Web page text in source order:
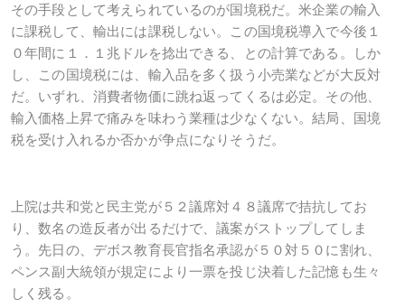
その手段として考えられているのが国境税だ。米企業の輸入
に課税して、輸出には課税しない。この国境税導入で今後１
０年間に１．１兆ドルを捻出できる、との計算である。しか
し、この国境税には、輸入品を多く扱う小売業などが大反対
だ。いずれ、消費者物価に跳ね返ってくるは必定。その他、
輸入価格上昇で痛みを味わう業種は少なくない。結局、国境
税を受け入れるか否かが争点になりそうだ。
上院は共和党と民主党が５２議席対４８議席で拮抗してお
り、数名の造反者が出るだけで、議案がストップしてしま
う。先日の、デボス教育長官指名承認が５０対５０に割れ、
ペンス副大統領が規定により一票を投じ決着した記憶も生々
しく残る。